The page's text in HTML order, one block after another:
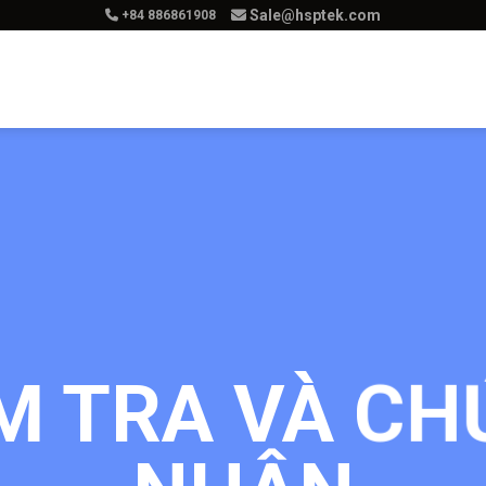
+84 886861908 Sale@hsptek.com
TRA VÀ